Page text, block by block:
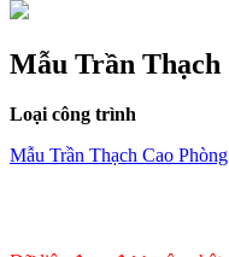
Mẫu Trần Thạch
Loại công trình
Mẫu Trần Thạch Cao